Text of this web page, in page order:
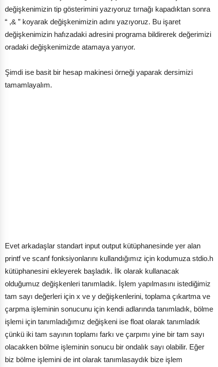
değişkenimizin tip gösterimini yazıyoruz tırnağı kapadıktan sonra
“ ,& ” koyarak değişkenimizin adını yazıyoruz. Bu işaret
değişkenimizin hafızadaki adresini programa bildirerek değerimizi
oradaki değişkenimizde atamaya yarıyor.
Şimdi ise basit bir hesap makinesi örneği yaparak dersimizi
tamamlayalım.
Evet arkadaşlar standart input output kütüphanesinde yer alan
printf ve scanf fonksiyonlarını kullandığımız için kodumuza stdio.h
kütüphanesini ekleyerek başladık. İlk olarak kullanacak
olduğumuz değişkenleri tanımladık. İşlem yapılmasını istediğimiz
tam sayı değerleri için x ve y değişkenlerini, toplama çıkartma ve
çarpma işleminin sonucunu için kendi adlarında tanımladık, bölme
işlemi için tanımladığımız değişkeni ise float olarak tanımladık
çünkü iki tam sayının toplamı farkı ve çarpımı yine bir tam sayı
olacakken bölme işleminin sonucu bir ondalık sayı olabilir. Eğer
biz bölme işlemini de int olarak tanımlasaydık bize işlem